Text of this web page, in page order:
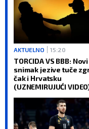
AKTUELNO 15:20
TORCIDA VS BBB: Novi
snimak jezive tuče
čak i Hrvatsku
(UZNEMIRUJUĆI